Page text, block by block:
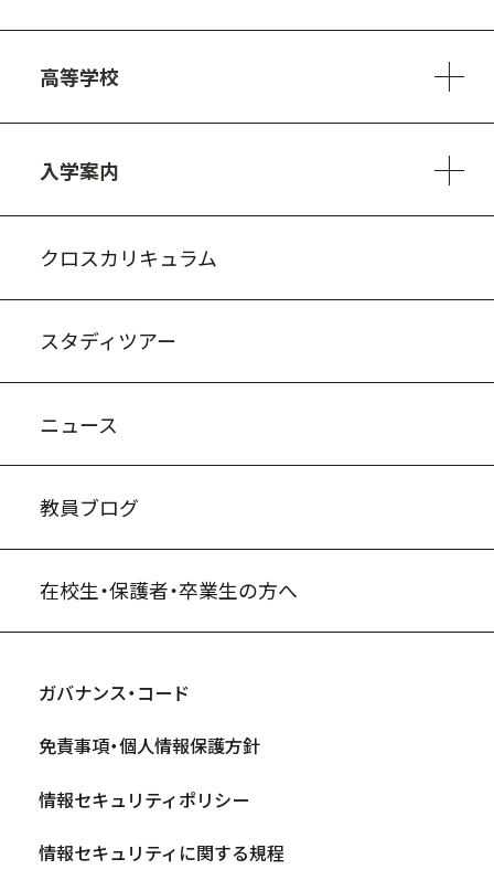
高等学校
入学案内
クロスカリキュラム
スタディツアー
ニュース
教員ブログ
在校生・保護者・卒業生の方へ
ガバナンス・コード
免責事項・個人情報保護方針
情報セキュリティポリシー
情報セキュリティに関する規程